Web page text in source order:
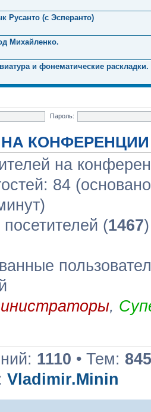
Русанто (с Эсперанто)
Михайленко.
и фонематические раскладки.
Пароль:
КОНФЕРЕНЦИИ
на
84
(1467
,
1110 • Тем: 845
Vladimir.Minin